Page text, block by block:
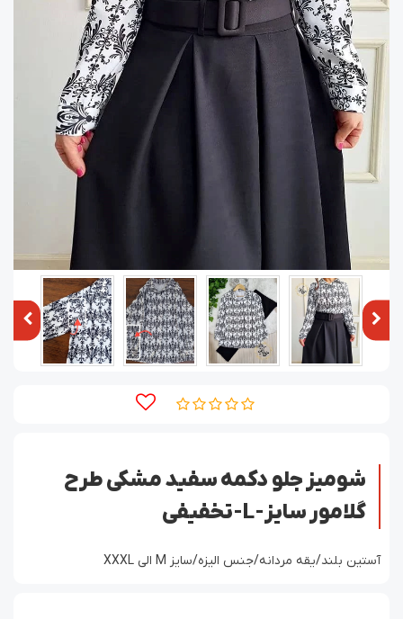
شومیز جلو دکمه سفید مشکی طرح
گلامور سایز-L-تخفیفی
آستین بلند/یقه مردانه/جنس الیزه/سایز M الی XXXL